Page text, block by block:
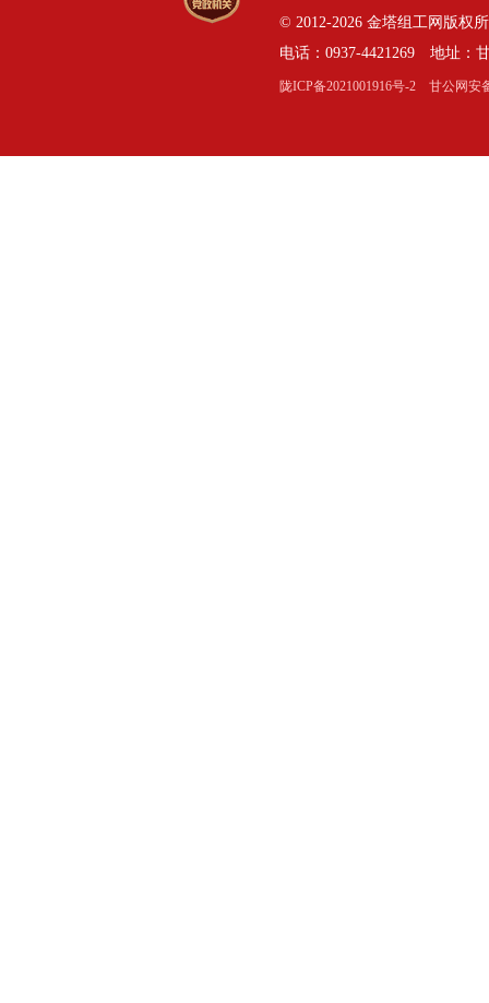
© 2012-2026 金塔组工网版权
电话：0937-4421269 地址：
陇ICP备2021001916号-2 甘公网安